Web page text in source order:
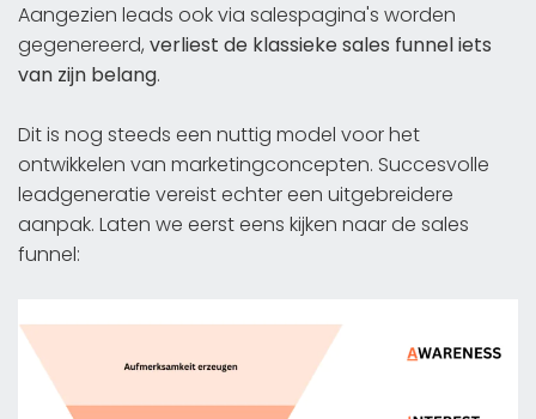
Aangezien leads ook via salespagina's worden
gegenereerd, verliest de klassieke sales funnel iets
van zijn belang.
Dit is nog steeds een nuttig model voor het
ontwikkelen van marketingconcepten. Succesvolle
leadgeneratie vereist echter een uitgebreidere
aanpak. Laten we eerst eens kijken naar de sales
funnel: